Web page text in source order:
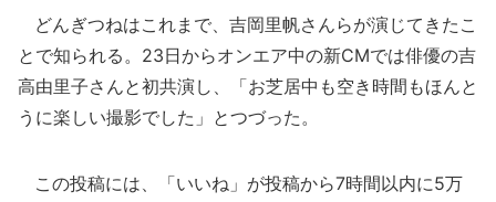
どんぎつねはこれまで、吉岡里帆さんらが演じてきたこ
とで知られる。23日からオンエア中の新CMでは俳優の吉
高由里子さんと初共演し、「お芝居中も空き時間もほんと
うに楽しい撮影でした」とつづった。
この投稿には、「いいね」が投稿から7時間以内に5万